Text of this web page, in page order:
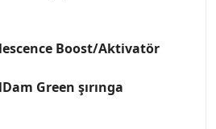
Boost/Aktivatör
Green şırınga